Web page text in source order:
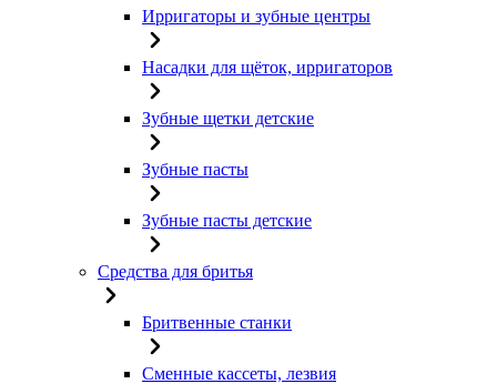
Ирригаторы и зубные центры
Насадки для щёток, ирригаторов
Зубные щетки детские
Зубные пасты
Зубные пасты детские
Средства для бритья
Бритвенные станки
Сменные кассеты, лезвия